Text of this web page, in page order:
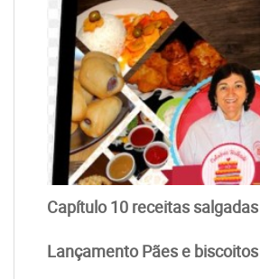
Capítulo 10 receitas salgadas
Lançamento Pães e